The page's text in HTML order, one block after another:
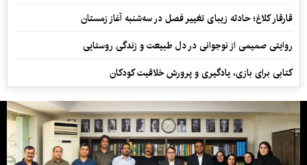
قارقار کلاغ؛ حادثه زیبای تغییر فصل در سه‌شنبه آغاز زمستان
روایتی صمیمی از نوجوانی در دل طبیعت و زندگی روستایی
کتابی برای بازی، یادگیری و پرورش خلاقیت کودکان